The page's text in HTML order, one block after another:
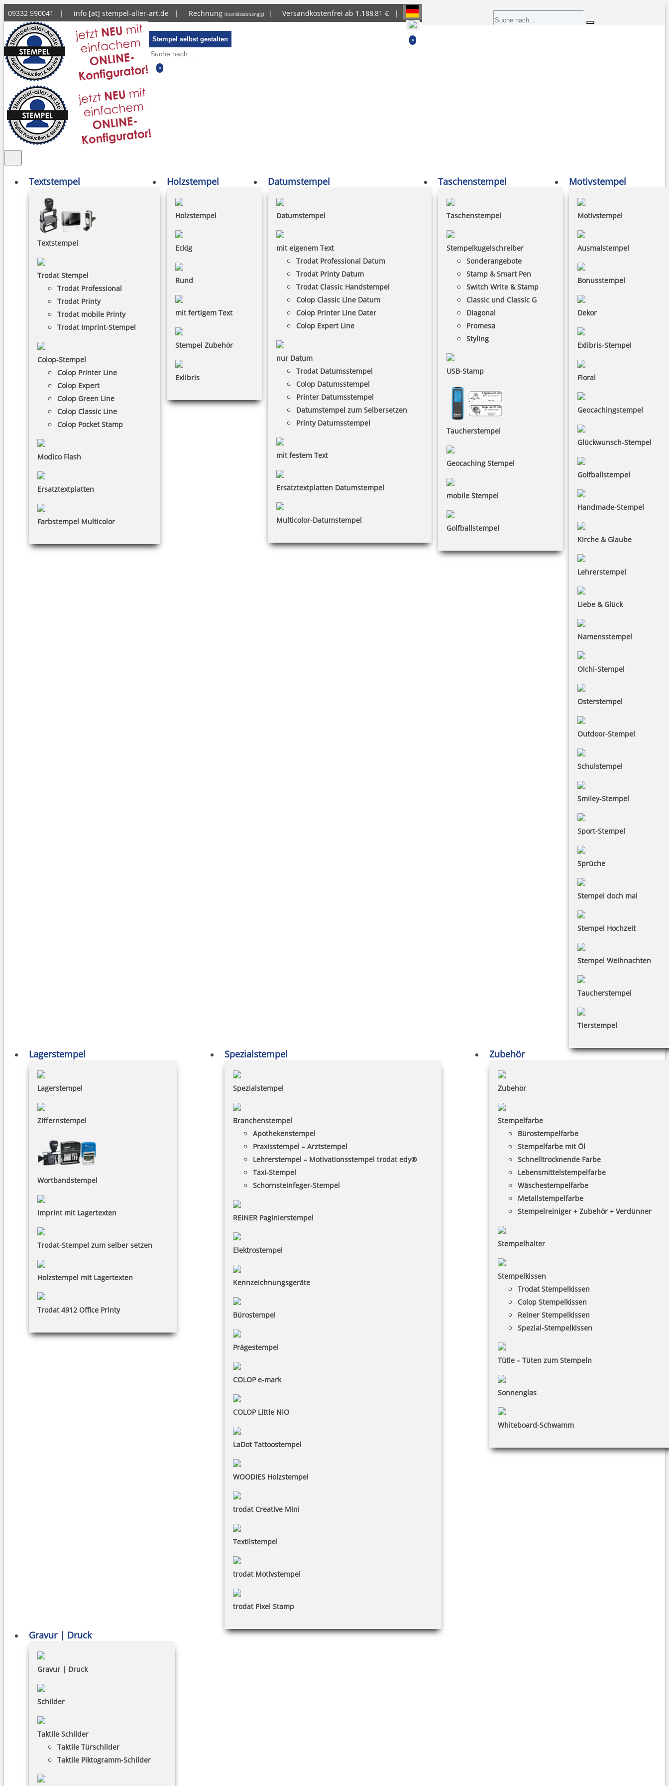
09332 590041 | info [at] stempel-aller-art.de | Rechnung (bonitätsabhängig) | Versandkostenfrei ab 1.188,81 € |
0
Stempel selbst gestalten
0
Textstempel
Textstempel
Trodat Stempel
Trodat Professional
Trodat Printy
Trodat mobile Printy
Trodat Imprint-Stempel
Colop-Stempel
Colop Printer Line
Colop Expert
Colop Green Line
Colop Classic Line
Colop Pocket Stamp
Modico Flash
Ersatztextplatten
Farbstempel Multicolor
Holzstempel
Holzstempel
Eckig
Rund
mit fertigem Text
Stempel Zubehör
Exlibris
Datumstempel
Datumstempel
mit eigenem Text
Trodat Professional Datum
Trodat Printy Datum
Trodat Classic Handstempel
Colop Classic Line Datum
Colop Printer Line Dater
Colop Expert Line
nur Datum
Trodat Datumsstempel
Colop Datumsstempel
Printer Datumsstempel
Datumstempel zum Selbersetzen
Printy Datumsstempel
mit festem Text
Ersatztextplatten Datumstempel
Multicolor-Datumstempel
Taschenstempel
Taschenstempel
Stempelkugelschreiber
Sonderangebote
Stamp & Smart Pen
Switch Write & Stamp
Classic und Classic G
Diagonal
Promesa
Styling
USB-Stamp
Taucherstempel
Geocaching Stempel
mobile Stempel
Golfballstempel
Motivstempel
Motivstempel
Ausmalstempel
Bonusstempel
Dekor
Exlibris-Stempel
Floral
Geocachingstempel
Glückwunsch-Stempel
Golfballstempel
Handmade-Stempel
Kirche & Glaube
Lehrerstempel
Liebe & Glück
Namensstempel
Olchi-Stempel
Osterstempel
Outdoor-Stempel
Schulstempel
Smiley-Stempel
Sport-Stempel
Sprüche
Stempel doch mal
Stempel Hochzeit
Stempel Weihnachten
Taucherstempel
Tierstempel
Lagerstempel
Lagerstempel
Ziffernstempel
Wortbandstempel
Imprint mit Lagertexten
Trodat-Stempel zum selber setzen
Holzstempel mit Lagertexten
Trodat 4912 Office Printy
Spezialstempel
Spezialstempel
Branchenstempel
Apothekenstempel
Praxisstempel – Arztstempel
Lehrerstempel – Motivationsstempel trodat edy®
Taxi-Stempel
Schornsteinfeger-Stempel
REINER Paginierstempel
Elektrostempel
Kennzeichnungsgeräte
Bürostempel
Prägestempel
COLOP e-mark
COLOP Little NIO
LaDot Tattoostempel
WOODIES Holzstempel
trodat Creative Mini
Textilstempel
trodat Motivstempel
trodat Pixel Stamp
Zubehör
Zubehör
Stempelfarbe
Bürostempelfarbe
Stempelfarbe mit Öl
Schnelltrocknende Farbe
Lebensmittelstempelfarbe
Wäschestempelfarbe
Metallstempelfarbe
Stempelreiniger + Zubehör + Verdünner
Stempelhalter
Stempelkissen
Trodat Stempelkissen
Colop Stempelkissen
Reiner Stempelkissen
Spezial-Stempelkissen
Tütle – Tüten zum Stempeln
Sonnenglas
Whiteboard-Schwamm
Gravur | Druck
Gravur | Druck
Schilder
Taktile Schilder
Taktile Türschilder
Taktile Piktogramm-Schilder